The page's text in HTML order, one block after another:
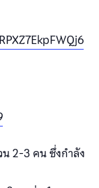
2-3 คน ซึ่งกําลัง